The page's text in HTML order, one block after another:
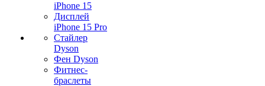
iPhone 15
Дисплей
iPhone 15 Pro
Стайлер
Dyson
Фен Dyson
Фитнес-
браслеты